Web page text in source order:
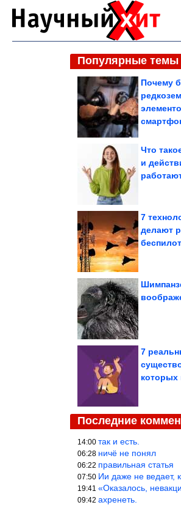
Популярные темы
Почему
Что
и
7
делают
7
которых
Последние
14:00 так и есть.
06:28 ничё не понял
06:22 правильная статья
07:50 Ии даже не ведает, как появилось
19:41 «Оказалось, невакцинированное
09:42 ахренеть.